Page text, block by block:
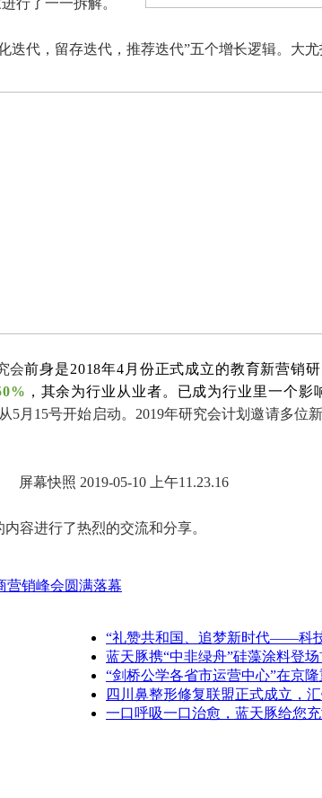
行了一一拆解。
代，留存迭代，推荐迭代”五个增长逻辑。大
会前身是2018年4月份正式成立的教育新营销
，其余为行业从业者。已成为行业里一个
月15号开始启动。2019年研究会计划邀请多位
容进行了热烈的交流和分享。
营销峰会圆满落幕
“礼赞共和国、追梦新时代——科
蓝天豚携“中非绿舟”硅藻涂料登
“剑桥公学各省市运营中心”在京
四川鼻整形修复联盟正式成立，
一口呼吸一口治愈，蓝天豚给您充